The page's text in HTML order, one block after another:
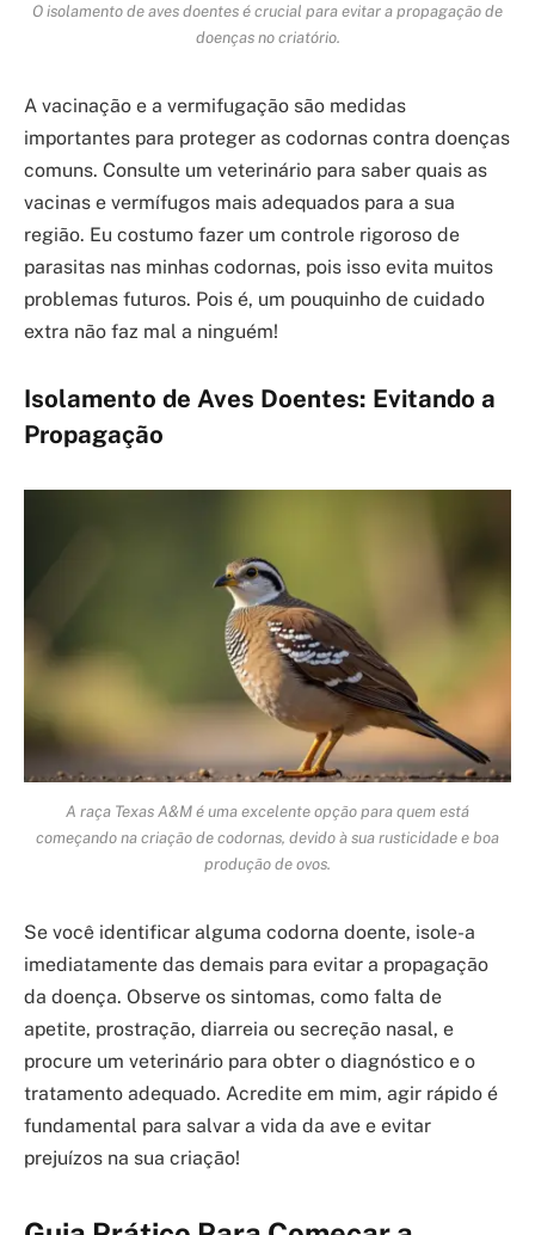
O isolamento de aves doentes é crucial para evitar a propagação de
doenças no criatório.
A vacinação e a vermifugação são medidas
importantes para proteger as codornas contra doenças
comuns. Consulte um veterinário para saber quais as
vacinas e vermífugos mais adequados para a sua
região. Eu costumo fazer um controle rigoroso de
parasitas nas minhas codornas, pois isso evita muitos
problemas futuros. Pois é, um pouquinho de cuidado
extra não faz mal a ninguém!
Isolamento de Aves Doentes: Evitando a
Propagação
A raça Texas A&M é uma excelente opção para quem está
começando na criação de codornas, devido à sua rusticidade e boa
produção de ovos.
Se você identificar alguma codorna doente, isole-a
imediatamente das demais para evitar a propagação
da doença. Observe os sintomas, como falta de
apetite, prostração, diarreia ou secreção nasal, e
procure um veterinário para obter o diagnóstico e o
tratamento adequado. Acredite em mim, agir rápido é
fundamental para salvar a vida da ave e evitar
prejuízos na sua criação!